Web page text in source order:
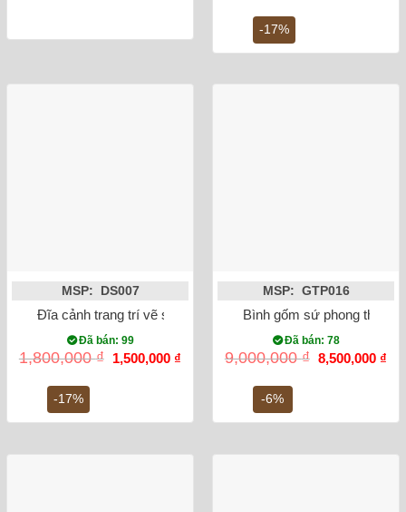
-17%
-17%
MSP: DS007
Đĩa cảnh trang trí vẽ sen hạc phi 38cm
Đã bán: 99
1,800,000₫
Giá
gốc
1,500,000 ₫
1,500,000 ₫.
-6%
MSP: GTP016
Bình gốm sứ phong thủy
Đã bán: 78
9,000,000₫ Giá
gốc
8,500,000 ₫